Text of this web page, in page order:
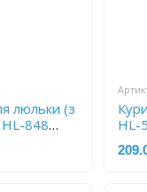
люльки (з
848
HL-